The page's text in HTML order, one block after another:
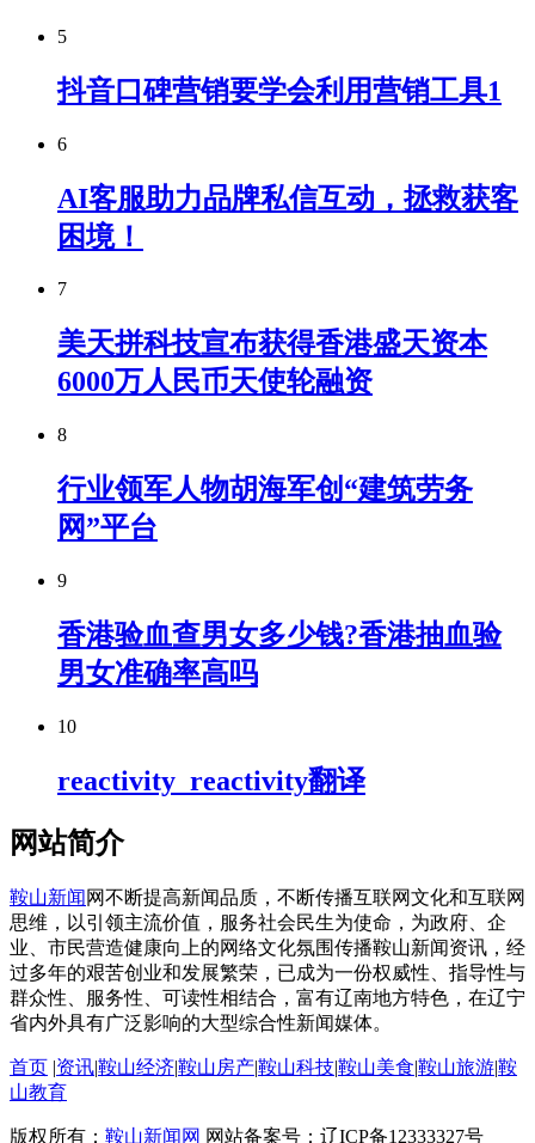
5
抖音口碑营销要学会利用营销工具1
6
AI客服助力品牌私信互动，拯救获客
困境！
7
美天拼科技宣布获得香港盛天资本
6000万人民币天使轮融资
8
行业领军人物胡海军创“建筑劳务
网”平台
9
香港验血查男女多少钱?香港抽血验
男女准确率高吗
10
reactivity_reactivity翻译
网站简介
鞍山新闻 网不断提高新闻品质，不断传播互联网文化和互联网
思维，以引领主流价值，服务社会民生为使命，为政府、企
业、市民营造健康向上的网络文化氛围传播鞍山新闻资讯，经
过多年的艰苦创业和发展繁荣，已成为一份权威性、指导性与
群众性、服务性、可读性相结合，富有辽南地方特色，在辽宁
省内外具有广泛影响的大型综合性新闻媒体。
首页 |资讯|鞍山经济|鞍山房产|鞍山科技|鞍山美食|鞍山旅游|鞍
山教育
版权所有： 鞍山新闻网 网站备案号：辽ICP备12333327号